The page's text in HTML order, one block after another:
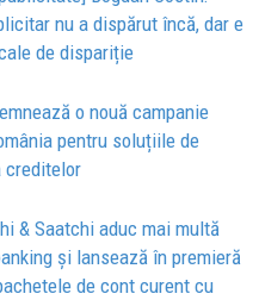
nu a dispărut încă, dar e
de dispariție
o nouă campanie
pentru soluțiile de
creditelor
& Saatchi aduc mai multă
și lansează în premieră
de cont curent cu